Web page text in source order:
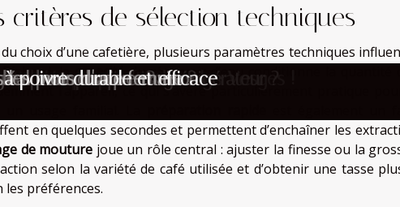
critères de sélection techniques
choix d’une cafetière, plusieurs paramètres techniques
lacapacitédu réservoir d’eau conditionne la quantité
l’appareil, ce qui s’avère particulièrement pratique
en quelques secondes et permettent d’enchaîner les
de mouture joue un rôle central : ajuster la finesse ou la
selon la variété de café utilisée et d’obtenir une tasse
les préférences.
les nouveaux propriétaires
à voir ce mois-ci ?
clés pour enfants
d’un spa privatif dans les Vosges !
ou remplacer votre réfrigérateur ?
pour chaque usage ?
occasions ?
pour chaque maison
les mots d'une femme
poivre durable et efficace